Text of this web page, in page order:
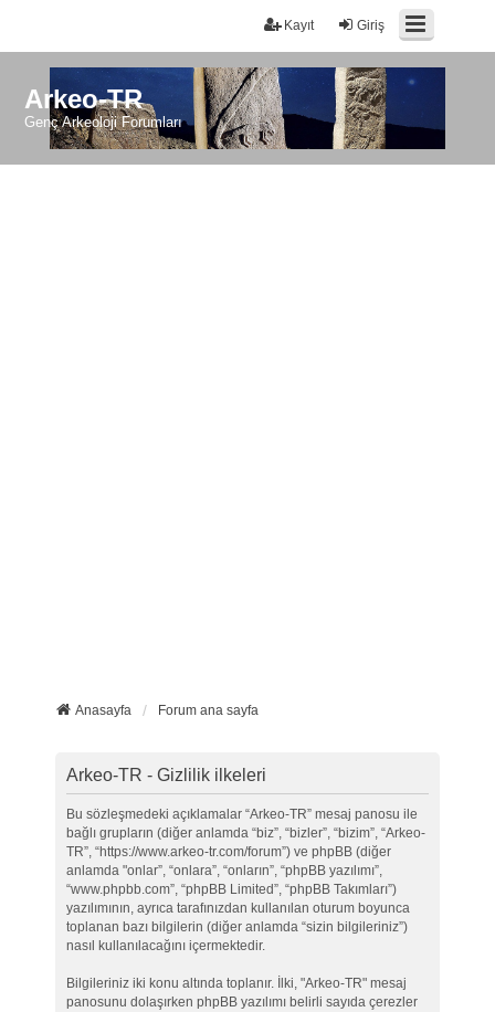
Giriş
Kayıt
Arkeo-TR
Genç Arkeoloji Forumları
Anasayfa Forum ana sayfa
Arkeo-TR - Gizlilik ilkeleri
Bu sözleşmedeki açıklamalar “Arkeo-TR” mesaj panosu ile
bağlı grupların (diğer anlamda “biz”, “bizler”, “bizim”, “Arkeo-
TR”, “https://www.arkeo-tr.com/forum”) ve phpBB (diğer
anlamda "onlar”, “onlara”, “onların”, “phpBB yazılımı”,
“www.phpbb.com”, “phpBB Limited”, “phpBB Takımları”)
yazılımının, ayrıca tarafınızdan kullanılan oturum boyunca
toplanan bazı bilgilerin (diğer anlamda “sizin bilgileriniz”)
nasıl kullanılacağını içermektedir.
Bilgileriniz iki konu altında toplanır. İlki, "Arkeo-TR" mesaj
panosunu dolaşırken phpBB yazılımı belirli sayıda çerezler